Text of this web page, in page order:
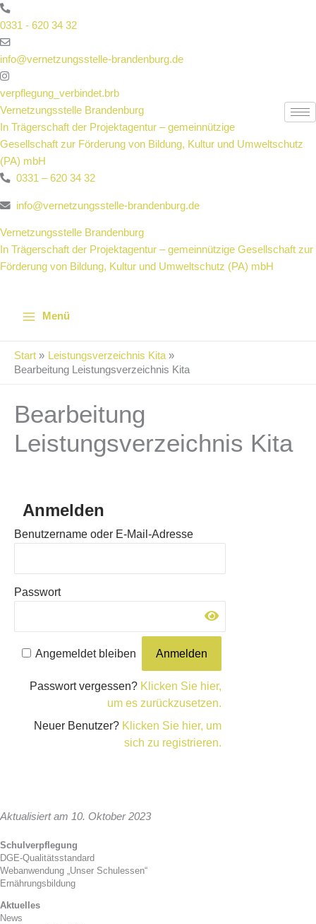
Zum
Inhalt
springen
0331 - 620 34 32
info@vernetzungsstelle-brandenburg.de
verpflegung_verbindet.brb
Vernetzungsstelle Brandenburg
In Trägerschaft der Projektagentur – gemeinnützige
Gesellschaft zur Förderung von Bildung, Kultur und Umweltschutz
(PA) mbH
0331 – 620 34 32
info@vernetzungsstelle-brandenburg.de
Vernetzungsstelle Brandenburg
In Trägerschaft der Projektagentur – gemeinnützige Gesellschaft zur
Förderung von Bildung, Kultur und Umweltschutz (PA) mbH
Menü
Start
Leistungsverzeichnis Kita
Bearbeitung Leistungsverzeichnis Kita
Bearbeitung
Leistungsverzeichnis Kita
Anmelden
Benutzername oder E-Mail-Adresse
Passwort
Angemeldet bleiben
Passwort vergessen? Klicken Sie hier,
um es zurückzusetzen.
Neuer Benutzer? Klicken Sie hier, um
sich zu registrieren.
Aktualisiert am 10. Oktober 2023
Schulverpflegung
DGE-Qualitätsstandard
Webanwendung „Unser Schulessen“
Ernährungsbildung
Aktuelles
News